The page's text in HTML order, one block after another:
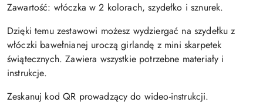
Zawartość: włóczka w 2 kolorach, szydełko i sznurek.
Dzięki temu zestawowi możesz wydziergać na szydełku z
włóczki bawełnianej uroczą girlandę z mini skarpetek
świątecznych. Zawiera wszystkie potrzebne materiały i
instrukcje.
Zeskanuj kod QR prowadzący do wideo-instrukcji.